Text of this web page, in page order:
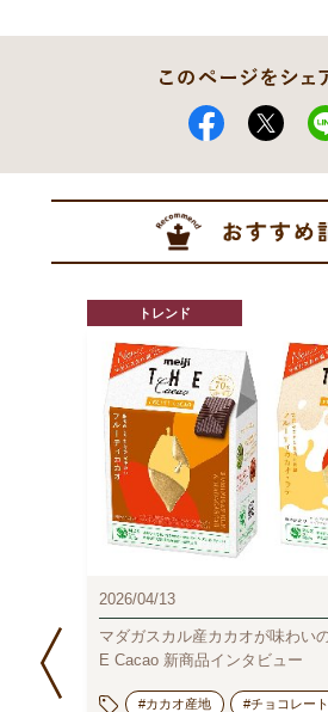
トレンド
2026/04/13
マダガスカル産カカオが味わい
E Cacao 新商品インタビュー
#カカオ産地 #チョコレート